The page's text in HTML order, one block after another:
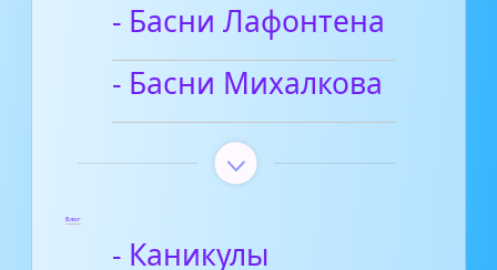
- Басни Лафонтена
- Басни Михалкова
Блог
- Каникулы